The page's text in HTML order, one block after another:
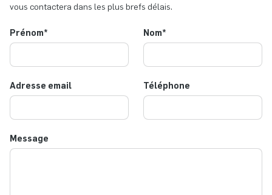
vous contactera dans les plus brefs délais.
Prénom* Nom*
Adresse email Téléphone
Message